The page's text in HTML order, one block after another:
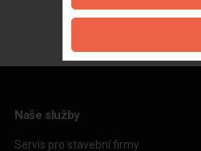
Naše služby
Servis pro stavební firmy